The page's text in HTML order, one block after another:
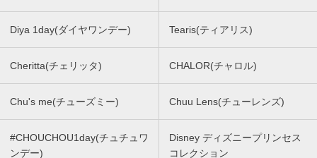
Diya 1day(ダイヤワンデー) Tearis(ティアリス)
Cheritta(チェリッタ) CHALOR(チャロル)
Chu's me(チューズミー) Chuu Lens(チューレンズ)
#CHOUCHOU1day(チュチュワ
ンデー)
Disney ディズニープリンセス
コレクション